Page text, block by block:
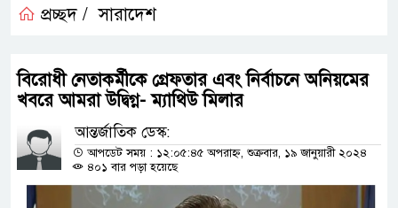
প্রচ্ছদ / সারাদেশ
বিরোধী নেতাকর্মীকে গ্রেফতার এবং নির্বাচনে অনিয়মের
খবরে আমরা উদ্বিগ্ন- ম্যাথিউ মিলার
আন্তর্জাতিক ডেস্ক:
আপডেট সময় : ১২:০৫:৪৫ অপরাহ্ন, শুক্রবার, ১৯ জানুয়ারী ২০২৪
৪০১ বার পড়া হয়েছে